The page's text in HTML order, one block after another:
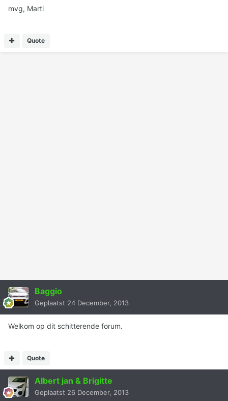
mvg, Marti
Quote
Baggio
Geplaatst 24 December, 2013
Welkom op dit schitterende forum.
Quote
Albert jan & Brigitte
Geplaatst 26 December, 2013